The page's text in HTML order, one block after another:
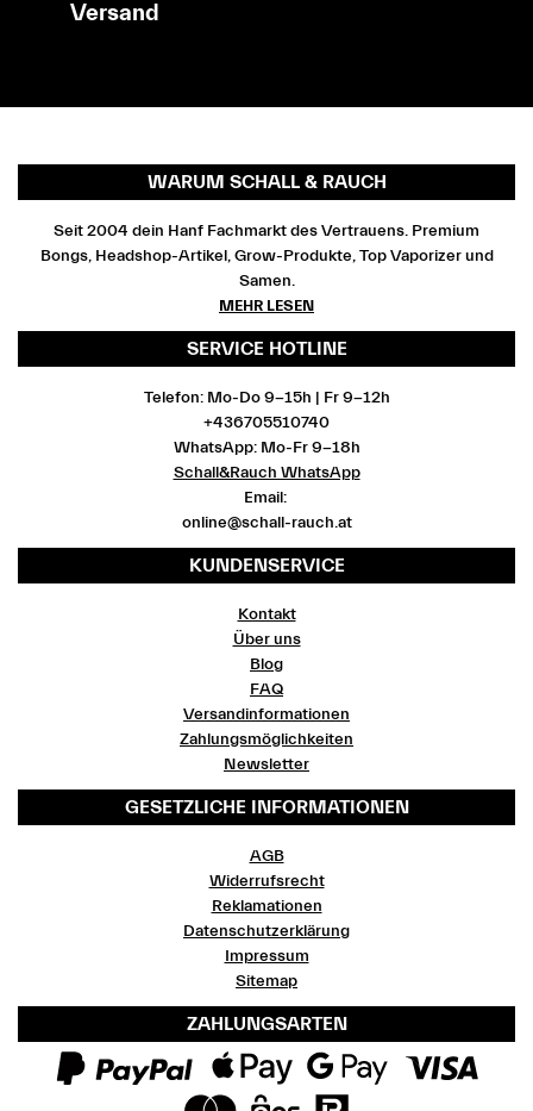
Versand
WARUM SCHALL & RAUCH
Seit 2004 dein Hanf Fachmarkt des Vertrauens. Premium
Bongs, Headshop-Artikel, Grow-Produkte, Top Vaporizer und
Samen.
MEHR LESEN
SERVICE HOTLINE
Telefon: Mo-Do 9-15h | Fr 9-12h
+436705510740
WhatsApp: Mo-Fr 9-18h
Schall&Rauch WhatsApp
Email:
online@schall-rauch.at
KUNDENSERVICE
Kontakt
Über uns
Blog
FAQ
Versandinformationen
Zahlungsmöglichkeiten
Newsletter
GESETZLICHE INFORMATIONEN
AGB
Widerrufsrecht
Reklamationen
Datenschutzerklärung
Impressum
Sitemap
ZAHLUNGSARTEN